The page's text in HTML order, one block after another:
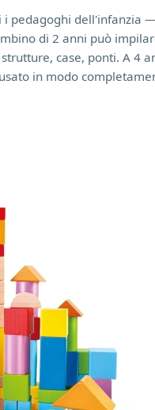
pedagoghi dell'infanzia
di 2 anni può
case, ponti. A 4
in modo